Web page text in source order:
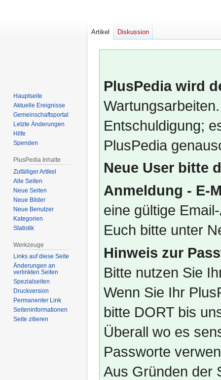
PlusPedia wird
Entschuldigung;
PlusPedia
Neue User bitte
Anmeldung - E-
eine gültige
Euch bitte unter
Hinweis zur
Bitte nutzen Sie
Wenn Sie Ihr
bitte DORT bis
Überall wo es
Passworte
Aus Gründen der
Artikel Diskussion
Hauptseite
Aktuelle Ereignisse
Gemeinschafts­portal
Letzte Änderungen
Hilfe
Spenden
PlusPedia Inhalte
Zufälliger Artikel
Alle Seiten
Neue Seiten
Neue Bilder
Neue Benutzer
Kategorien
Statistik
Werkzeuge
Links auf diese Seite
Änderungen an
verlinkten Seiten
Spezialseiten
Druckversion
Permanenter Link
Seiten­­informationen
Seite zitieren